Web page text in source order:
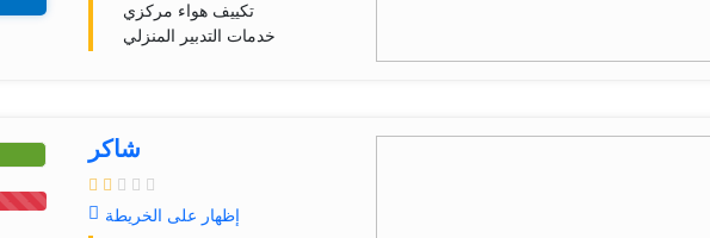
تكييف هواء مرکزي
خدمات التدبير المنزلي
شاکر
إظهار على الخريطة